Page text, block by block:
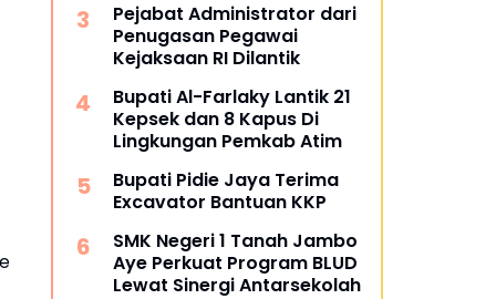
Pejabat Administrator dari
Penugasan Pegawai
Kejaksaan RI Dilantik
Bupati Al-Farlaky Lantik 21
Kepsek dan 8 Kapus Di
Lingkungan Pemkab Atim
Bupati Pidie Jaya Terima
Excavator Bantuan KKP
SMK Negeri 1 Tanah Jambo
Aye Perkuat Program BLUD
Lewat Sinergi Antarsekolah